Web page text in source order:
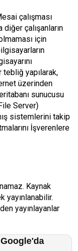
çalışması
diğer çalışanların
için
tebliğ yapılarak,
üzerinden
sunucusu
Server)
sistemlerini takip
İşverenlere
Kaynak
yayınlanabilir.
yayınlayanlar